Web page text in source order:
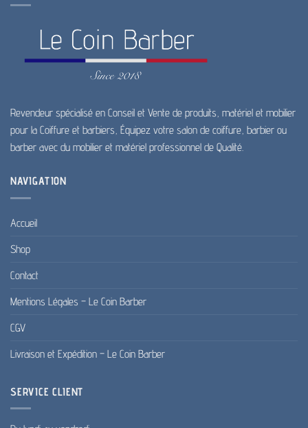
Revendeur spécialisé en Conseil et Vente de produits, matériel et mobilier
pour la Coiffure et barbiers, Équipez votre salon de coiffure, barbier ou
barber avec du mobilier et matériel professionnel de Qualité.
NAVIGATION
Accueil
Shop
Contact
Mentions Légales – Le Coin Barber
CGV
Livraison et Expédition – Le Coin Barber
SERVICE CLIENT